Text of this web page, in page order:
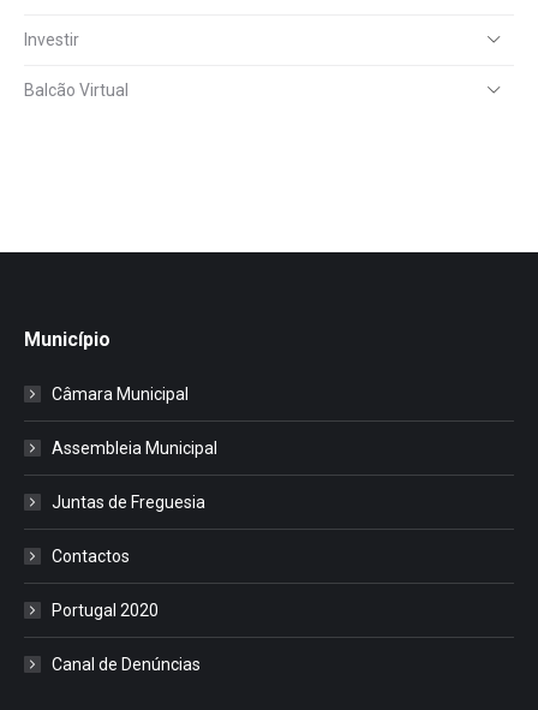
Investir
Balcão Virtual
Município
Câmara Municipal
Assembleia Municipal
Juntas de Freguesia
Contactos
Portugal 2020
Canal de Denúncias